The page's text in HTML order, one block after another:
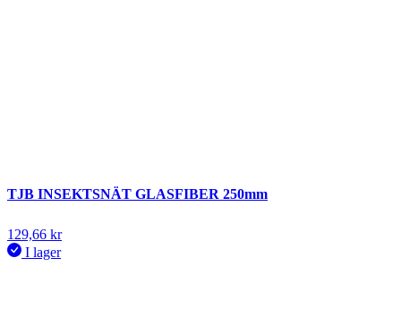
TJB INSEKTSNÄT GLASFIBER 250mm
129,66 kr
I lager